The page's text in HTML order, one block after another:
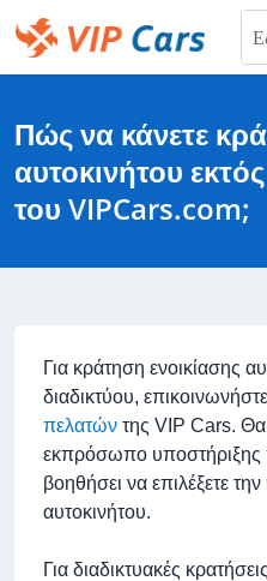
Παράκαμψη
στο
κύριο
Πώς να κάνετε
αυτοκινήτου
του VIPCars.com;
Για κράτηση ενοικίασης
διαδικτύου,
πελατών της VIP Cars. Θα
εκπρόσωπο
βοηθήσει να επιλέξετε
αυτοκινήτου.
Για διαδικτυακές